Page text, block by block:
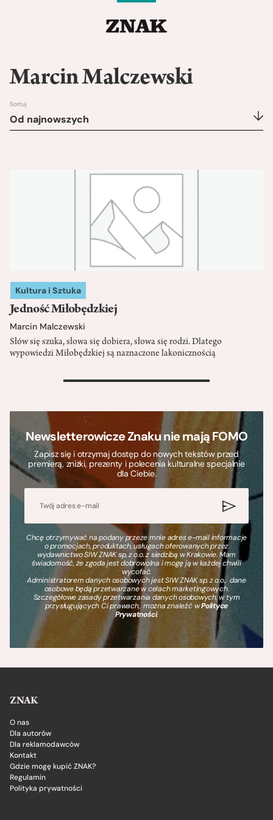
Marcin Malczewski
Sortuj
Od najnowszych
Kultura i Sztuka
Jedność Miłobędzkiej
Marcin Malczewski
Słów się szuka, słowa się dobiera, słowa się rodzi. Dlatego
wypowiedzi Miłobędzkiej są naznaczone lakonicznością
>
Newsletterowicze Znaku nie mają FOMO
Zapisz się i otrzymaj dostęp do nowych tekstów przed
premierą, zniżki, prezenty i polecenia kulturalne specjalnie
dla Ciebie.
Chcę otrzymywać na podany przeze mnie adres e-mail informacje
o promocjach, produktach, usługach oferowanych przez
wydawnictwo SIW ZNAK sp. z o.o. z siedzibą w Krakowie. Mam
świadomość, że zgoda jest dobrowolna i mogę ją w każdej chwili
wycofać.
Administratorem danych osobowych jest SIW ZNAK sp. z o.o., dane
osobowe będą przetwarzane w celach marketingowych.
Szczegółowe zasady przetwarzania danych osobowych, w tym
przysługujących Ci prawach, można znaleźć wPolityce
Prywatności.
ZNAK
O nas
Dla autorów
Dla reklamodawców
Kontakt
Gdzie mogę kupić ZNAK?
Regulamin
Polityka prywatności